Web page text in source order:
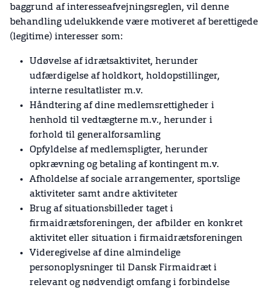
baggrund af interesseafvejningsreglen, vil denne
behandling udelukkende være motiveret af berettigede
(legitime) interesser som:
Udøvelse af idrætsaktivitet, herunder
udfærdigelse af holdkort, holdopstillinger,
interne resultatlister m.v.
Håndtering af dine medlemsrettigheder i
henhold til vedtægterne m.v., herunder i
forhold til generalforsamling
Opfyldelse af medlemspligter, herunder
opkrævning og betaling af kontingent m.v.
Afholdelse af sociale arrangementer, sportslige
aktiviteter samt andre aktiviteter
Brug af situationsbilleder taget i
firmaidrætsforeningen, der afbilder en konkret
aktivitet eller situation i firmaidrætsforeningen
Videregivelse af dine almindelige
personoplysninger til Dansk Firmaidræt i
relevant og nødvendigt omfang i forbindelse